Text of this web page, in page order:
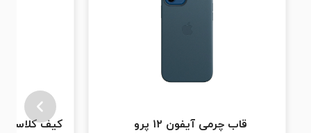
قاب چرمی آیفون ۱۲ پرو